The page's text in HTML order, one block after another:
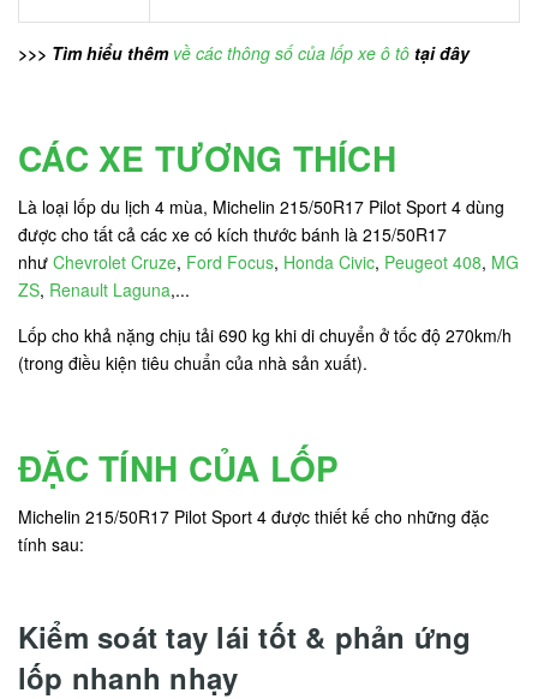
>>> Tìm hiểu thêm về các thông số của lốp xe ô tô tại đây
CÁC XE TƯƠNG THÍCH
Là loại lốp du lịch 4 mùa, Michelin 215/50R17 Pilot Sport 4 dùng
được cho tất cả các xe có kích thước bánh là 215/50R17
như Chevrolet Cruze, Ford Focus, Honda Civic, Peugeot 408, MG
ZS, Renault Laguna,...
Lốp cho khả nặng chịu tải 690 kg khi di chuyển ở tốc độ 270km/h
(trong điều kiện tiêu chuẩn của nhà sản xuất).
ĐẶC TÍNH CỦA LỐP
Michelin 215/50R17 Pilot Sport 4 được thiết kế cho những đặc
tính sau:
Kiểm soát tay lái tốt & phản ứng
lốp nhanh nhạy